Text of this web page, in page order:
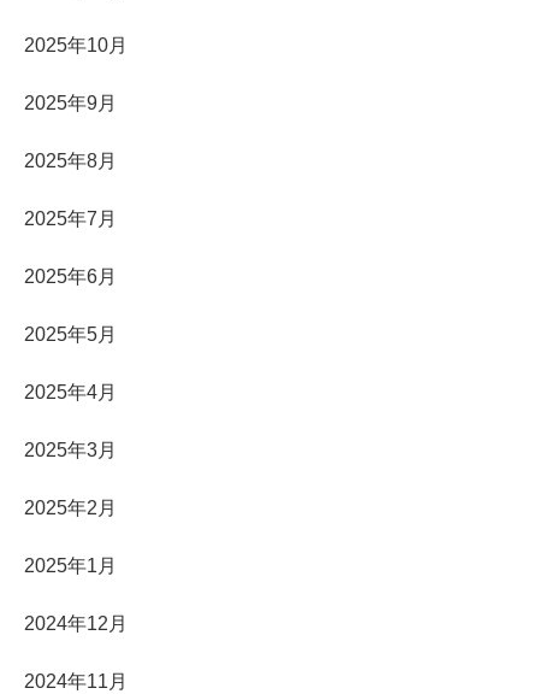
2025年10月
2025年9月
2025年8月
2025年7月
2025年6月
2025年5月
2025年4月
2025年3月
2025年2月
2025年1月
2024年12月
2024年11月